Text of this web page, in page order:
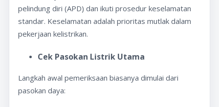
pelindung diri (APD) dan ikuti prosedur keselamatan
standar. Keselamatan adalah prioritas mutlak dalam
pekerjaan kelistrikan.
Cek Pasokan Listrik Utama
Langkah awal pemeriksaan biasanya dimulai dari
pasokan daya: